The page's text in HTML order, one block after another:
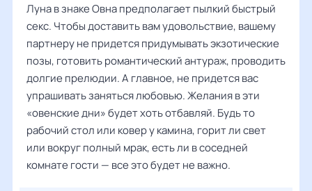
Луна в знаке Овна предполагает пылкий быстрый
секс. Чтобы доставить вам удовольствие, вашему
партнеру не придется придумывать экзотические
позы, готовить романтический антураж, проводить
долгие прелюдии. А главное, не придется вас
упрашивать заняться любовью. Желания в эти
«овенские дни» будет хоть отбавляй. Будь то
рабочий стол или ковер у камина, горит ли свет
или вокруг полный мрак, есть ли в соседней
комнате гости — все это будет не важно.